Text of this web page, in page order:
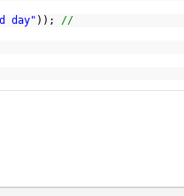
day" )); //